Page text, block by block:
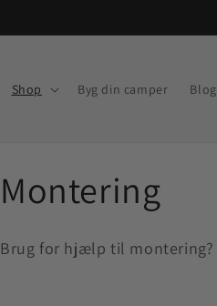
Shop Byg din camper Blog
K
o
Montering
Brug for hjælp til montering?